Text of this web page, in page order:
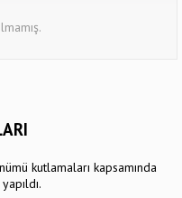
kutlamaları kapsamında